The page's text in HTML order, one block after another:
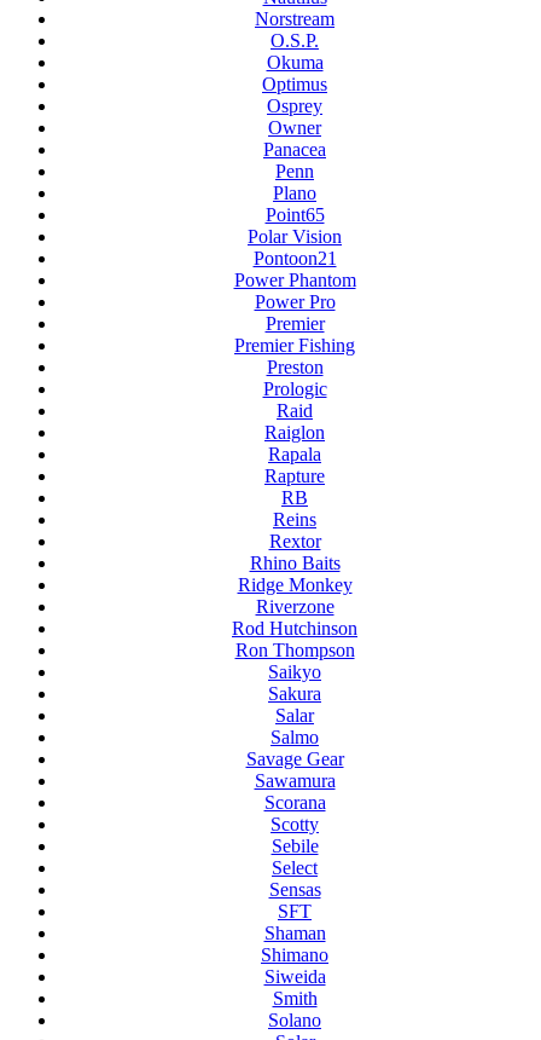
Norstream
O.S.P.
Okuma
Optimus
Osprey
Owner
Panacea
Penn
Plano
Point65
Polar Vision
Pontoon21
Power Phantom
Power Pro
Premier
Premier Fishing
Preston
Prologic
Raid
Raiglon
Rapala
Rapture
RB
Reins
Rextor
Rhino Baits
Ridge Monkey
Riverzone
Rod Hutchinson
Ron Thompson
Saikyo
Sakura
Salar
Salmo
Savage Gear
Sawamura
Scorana
Scotty
Sebile
Select
Sensas
SFT
Shaman
Shimano
Siweida
Smith
Solano